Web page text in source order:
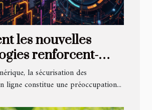
les nouvelles
renforcent-
des
en ligne ?
la sécurisation des
ligne constitue une préoccupation...